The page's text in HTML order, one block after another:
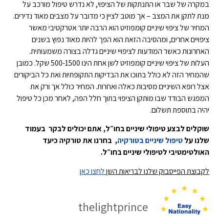
במקרה של שבר או התנתקות של הציפוי, לא נדרש טיפול מורכב על
מנת לתקן את המצב – אך מוטב לציין כי מדובר על מצבים מאוד נדירים.
המחיר של ציפוי שיניים קומפוזיט הוא הרבה יותר אטרקטיבי מאשר
ציפויים אחרים, ומהסיבה הזאת הוא הפך להיות מאוד נפוץ בשנים
האחרונות כאשר המודעות לציפויי שיניים גדלה בצורה משמעותית.
העלות של ציפוי שיניים קומפוזיט לשן אחת הינו 500-1500 שקל. כמובן
שהמחיר הזה לא כולל בתוכו את הבדיקות התקופתיות ואת כל הביקורים
אצל רופא השיניים מסיבות כאלה ואחרות. המחיר כולל אך ורק את
המפגש הבודד שבו מותקן הציפוי בתוך חלל הפה, לאחר מכן כל טיפול
יהיה בתוספת תשלום.
שוקלים לבצע טיפולי שיניים בחו״ל, אתם יכולים לבקר בעמוד
שלנו עלטיפול שיניים בטורקיה, בחרנו את טורקיה כיעד
האולטימטיבי לטיפולי שיניים בחו״ל.
לקבוצת הפייסבוק שלנו לבריאות השןלחצו כאן
thelightprince